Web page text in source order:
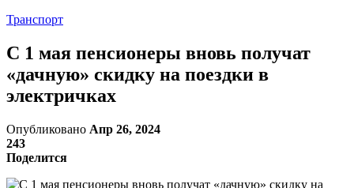
Транспорт
С 1 мая пенсионеры вновь получат
«дачную» скидку на поездки в
электричках
Опубликовано Апр 26, 2024
243
Поделится